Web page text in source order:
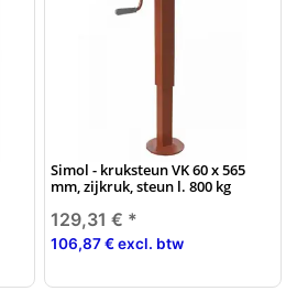
Simol - kruksteun VK 60 x 565
mm, zijkruk, steun l. 800 kg
129,31 € *
106,87 € excl. btw